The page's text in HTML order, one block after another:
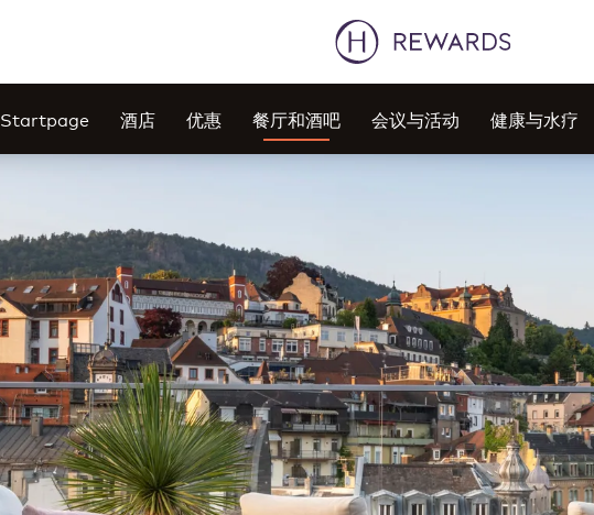
Startpage 酒店 优惠 餐厅和酒吧 会议与活动 健康与水疗